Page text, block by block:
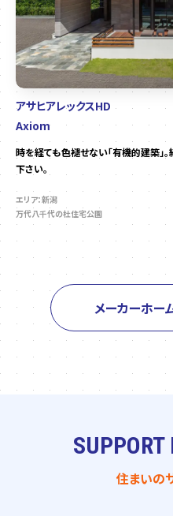
アサヒアレックスHD
Axiom
時を経ても色褪せない「有機的建築」
下さい。
エリア：新潟
万代八千代の杜住宅公園
メーカーホー
SUPPORT
住まいの